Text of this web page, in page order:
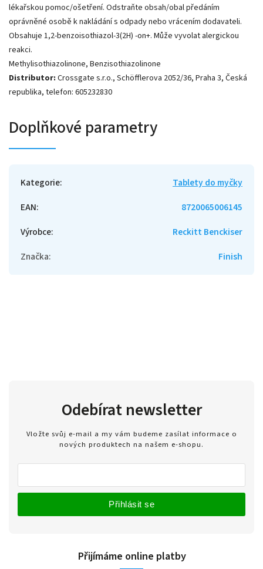
lékařskou pomoc/ošetření. Odstraňte obsah/obal předáním
oprávněné osobě k nakládání s odpady nebo vrácením dodavateli.
Obsahuje 1,2-benzoisothiazol-3(2H) -on+. Může vyvolat alergickou
reakci.
Methylisothiazolinone, Benzisothiazolinone
Distributor: Crossgate s.r.o., Schöfflerova 2052/36, Praha 3, Česká
republika, telefon: 605232830
Doplňkové parametry
Kategorie:
Tablety do myčky
EAN:
8720065006145
Výrobce:
Reckitt Benckiser
Značka: Finish
Odebírat newsletter
Vložte svůj e-mail a my vám budeme zasílat informace o
nových produktech na našem e-shopu.
Přihlásit se
Přijímáme online platby